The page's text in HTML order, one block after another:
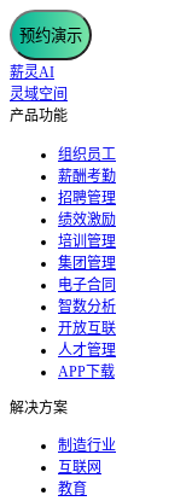
预约演示
薪灵AI
灵域空间
产品功能
组织员工
薪酬考勤
招聘管理
绩效激励
培训管理
集团管理
电子合同
智数分析
开放互联
人才管理
APP下载
解决方案
制造行业
互联网
教育